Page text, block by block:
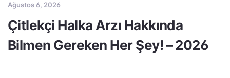
Ağustos 6, 2026
Çitlekçi Halka Arzı Hakkında
Bilmen Gereken Her Şey! – 2026